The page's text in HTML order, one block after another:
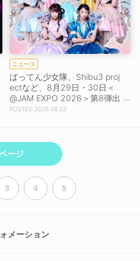
ニュース
ばってん少女隊、Shibu3 proj
ectなど、8月29日・30日＜
@JAM EXPO 2026＞第8弾出
演者39組発表！
2026.08.03
ージ
3 4 5
メーション